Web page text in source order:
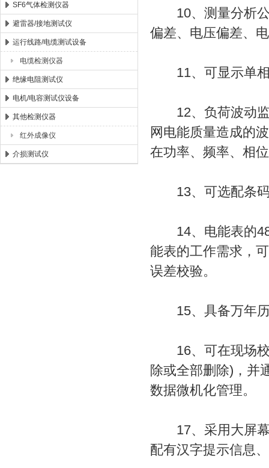
SF6气体检测仪器
避雷器/接地测试仪
运行线路/电缆测试设备
电缆检测仪器
绝缘电阻测试仪
电机/电容测试仪设备
其他检测仪器
红外成像仪
介损测试仪
10、测量分析公
偏差、电压偏差、
11、可显示单相
12、负荷波动监
网电能质量造成的
在功率、频率、相
13、可选配条码
14、电能表的
能表的工作需求，
误差校验。
15、具备万年历
16、可在现场校
除或全部删除)，并
数据微机化管理。
17、采用大屏幕
配有汉字提示信息